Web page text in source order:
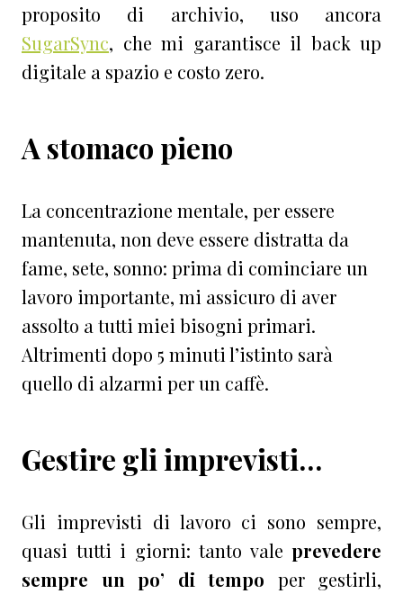
proposito di archivio, uso ancora
SugarSync, che mi garantisce il back up
digitale a spazio e costo zero.
A stomaco pieno
La concentrazione mentale, per essere
mantenuta, non deve essere distratta da
fame, sete, sonno: prima di cominciare un
lavoro importante, mi assicuro di aver
assolto a tutti miei bisogni primari.
Altrimenti dopo 5 minuti l’istinto sarà
quello di alzarmi per un caffè.
Gestire gli imprevisti…
Gli imprevisti di lavoro ci sono sempre,
quasi tutti i giorni: tanto vale prevedere
sempre un po’ di tempo per gestirli,